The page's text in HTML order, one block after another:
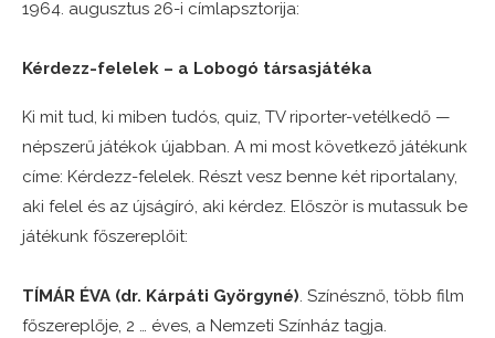
1964. augusztus 26-i címlapsztorija:
Kérdezz-felelek – a Lobogó társasjátéka
Ki mittud, ki miben tudós, quiz, TV riporter-vetélkedő —
népszerű játékok újabban. A mi most következő játékunk
címe: Kérdezz-felelek. Résztvesz benne két riportalany,
aki felel és az újságíró, aki kérdez. Először is mutassuk be
játékunk főszereplőit:
TÍMÁR ÉVA (dr. Kárpáti Györgyné). Színésznő, több film
főszereplője, 2 … éves, a Nemzeti Színház tagja.